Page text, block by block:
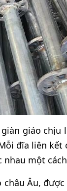
giáo chịu
đĩa liên kết
nhau một
Âu,